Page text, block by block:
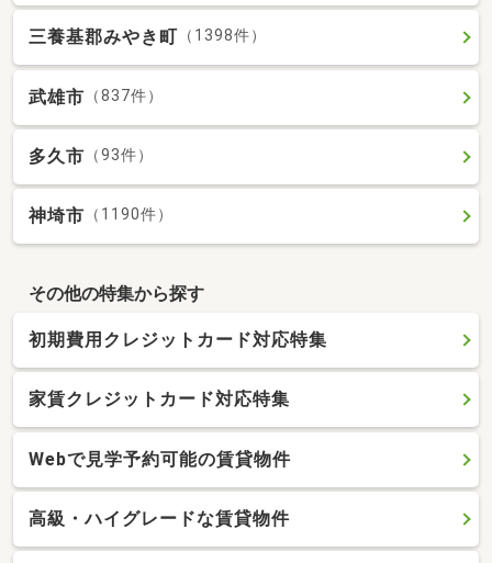
三養基郡みやき町 （1398件）
武雄市 （837件）
多久市 （93件）
神埼市 （1190件）
その他の特集から探す
初期費用クレジットカード対応特集
家賃クレジットカード対応特集
Webで見学予約可能の賃貸物件
高級・ハイグレードな賃貸物件